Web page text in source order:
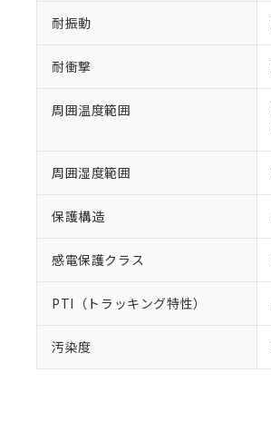
耐振動
耐衝撃
周囲温度範囲
周囲湿度範囲
保護構造
感電保護クラス
PTI（トラッキング特性）
汚染度